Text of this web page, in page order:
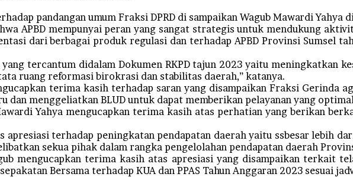
pandangan umum Fraksi DPRD di sampaikan Wagub Mawardi
APBD mempunyai peran yang sangat strategis untuk mendukung
dari berbagai produk regulasi dan terhadap APBD Provinsi Sumsel
tercantum didalam Dokumen RKPD tajun 2023 yaitu meningkatkan
ruang reformasi birokrasi dan stabilitas daerah,” katanya.
terima kasih terhadap saran yang disampaikan Fraksi Gerinda
dan menggeliatkan BLUD untuk dapat memberikan pelayanan yang
Yahya mengucapkan terima kasih atas perhatian yang berikan
apresiasi terhadap peningkatan pendapatan daerah yaitu ssbesar lebih
sekua pihak dalam rangka pengelolahan pendapatan daerah
mengucapkan terima kasih atas apresiasi yang disampaikan terkait
Bersama terhadap KUA dan PPAS Tahun Anggaran 2023 sesuai